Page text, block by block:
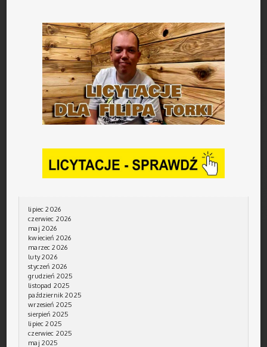
lipiec 2026
czerwiec 2026
maj 2026
kwiecień 2026
marzec 2026
luty 2026
styczeń 2026
grudzień 2025
listopad 2025
październik 2025
wrzesień 2025
sierpień 2025
lipiec 2025
czerwiec 2025
maj 2025